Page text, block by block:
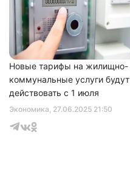
Экономика, 27.06.2025 21:50
Новые тарифы на жилищно-
коммунальные услуги будут
действовать с 1 июля